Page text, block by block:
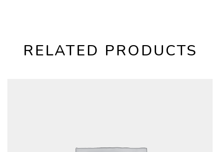
RELATED PRODUCTS